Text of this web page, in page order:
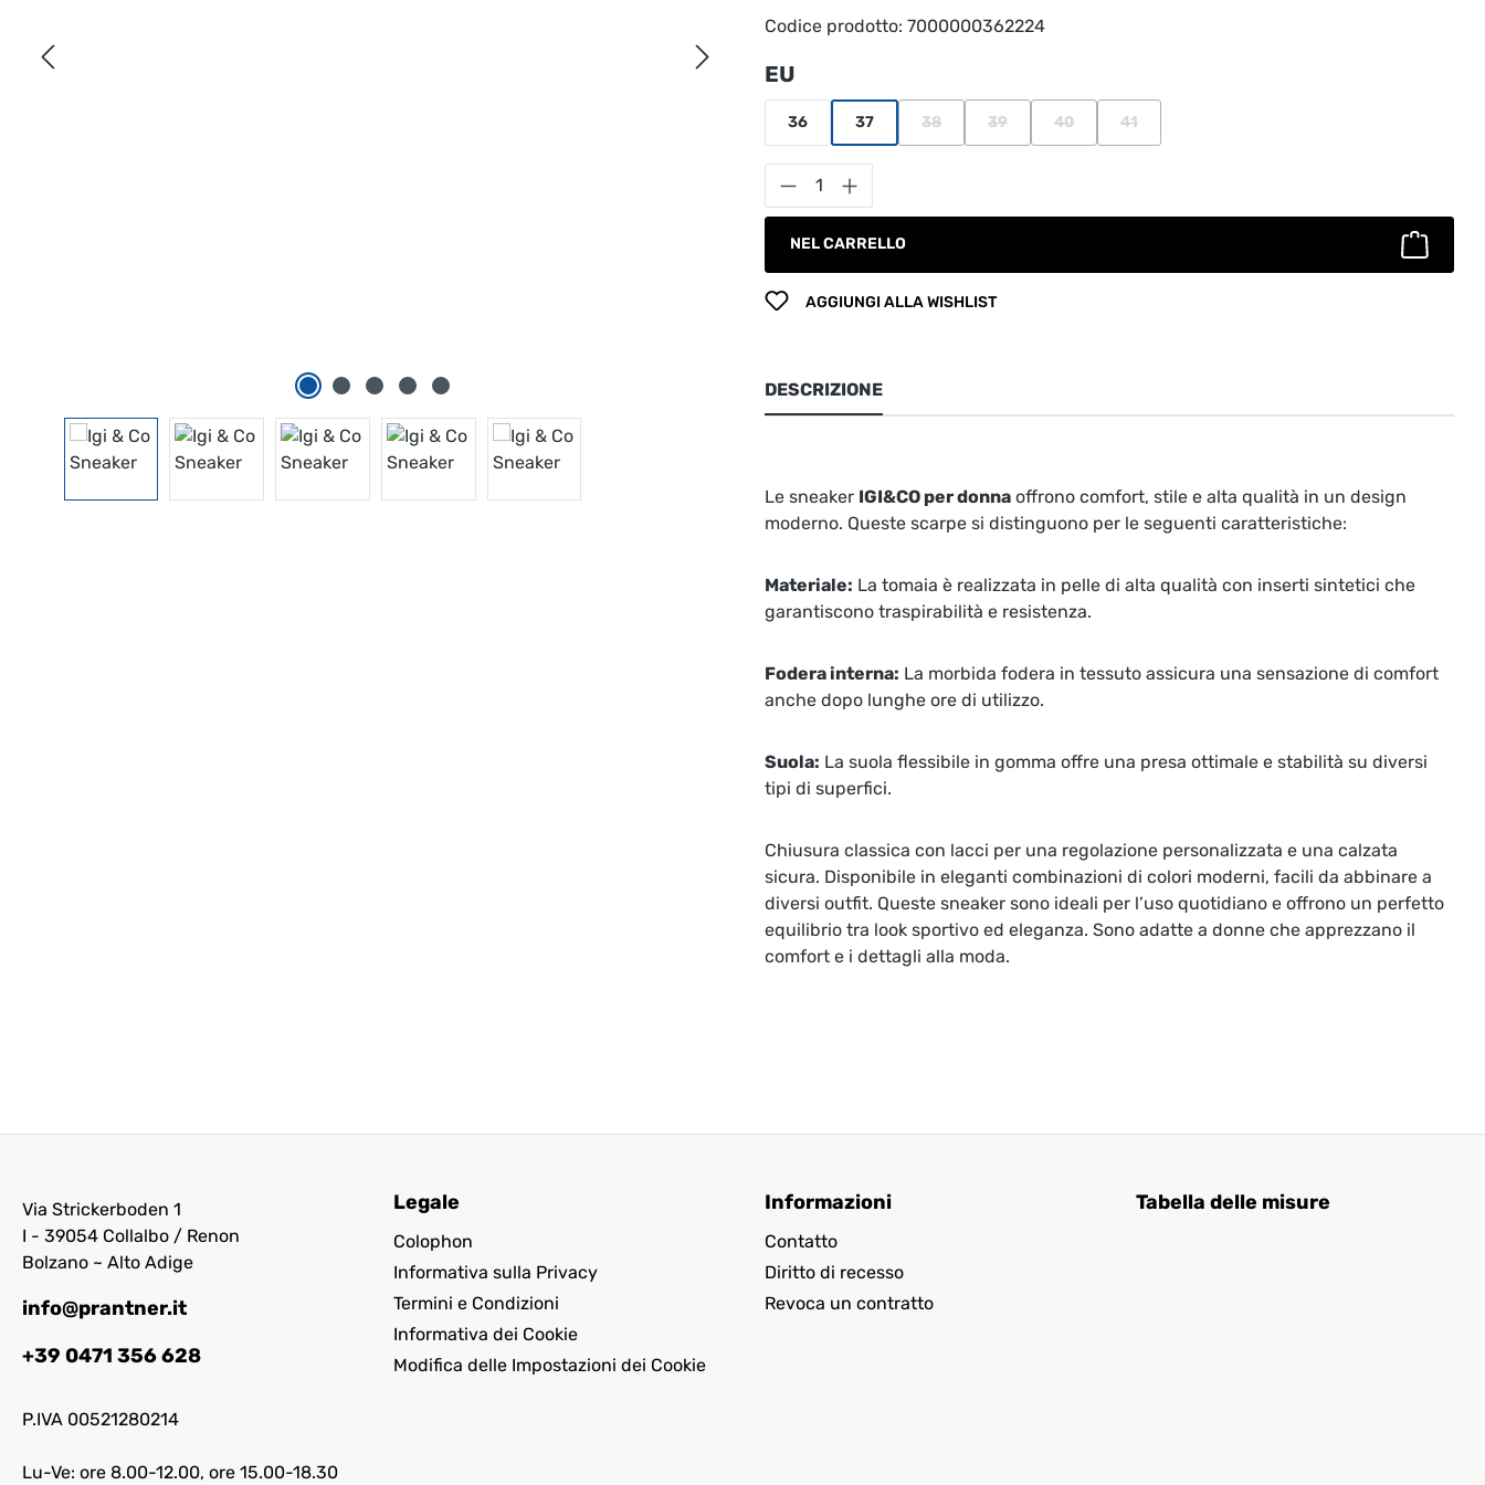
Codice prodotto: 7000000362224
Seleziona
EU
36 37 38 39 40 41
Quantità del prodotto: inserisci la quantità desiderata o
NEL CARRELLO
AGGIUNGI ALLA WISHLIST
DESCRIZIONE
Le sneaker IGI&CO per donna offrono comfort, stile e alta qualità in un design
moderno. Queste scarpe si distinguono per le seguenti caratteristiche:
Materiale: La tomaia è realizzata in pelle di alta qualità con inserti sintetici che
garantiscono traspirabilità e resistenza.
Fodera interna: La morbida fodera in tessuto assicura una sensazione di comfort
anche dopo lunghe ore di utilizzo.
Suola: La suola flessibile in gomma offre una presa ottimale e stabilità su diversi
tipi di superfici.
Chiusura classica con lacci per una regolazione personalizzata e una calzata
sicura. Disponibile in eleganti combinazioni di colori moderni, facili da abbinare a
diversi outfit. Queste sneaker sono ideali per l’uso quotidiano e offrono un perfetto
equilibrio tra look sportivo ed eleganza. Sono adatte a donne che apprezzano il
comfort e i dettagli alla moda.
Via Strickerboden 1
I - 39054 Collalbo / Renon
Bolzano ~ Alto Adige
info@prantner.it
+39 0471 356 628
P.IVA 00521280214
Lu-Ve: ore 8.00-12.00, ore 15.00-18.30
Legale
Colophon
Informativa sulla Privacy
Termini e Condizioni
Informativa dei Cookie
Modifica delle Impostazioni dei Cookie
Informazioni
Contatto
Diritto di recesso
Revoca un contratto
Tabella delle misure